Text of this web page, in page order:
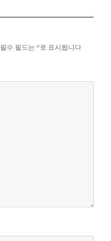
필수 필드는 *로 표시됩니다